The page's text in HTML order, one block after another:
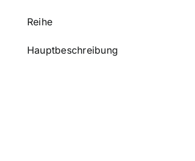
Reihe
Hauptbeschreibung